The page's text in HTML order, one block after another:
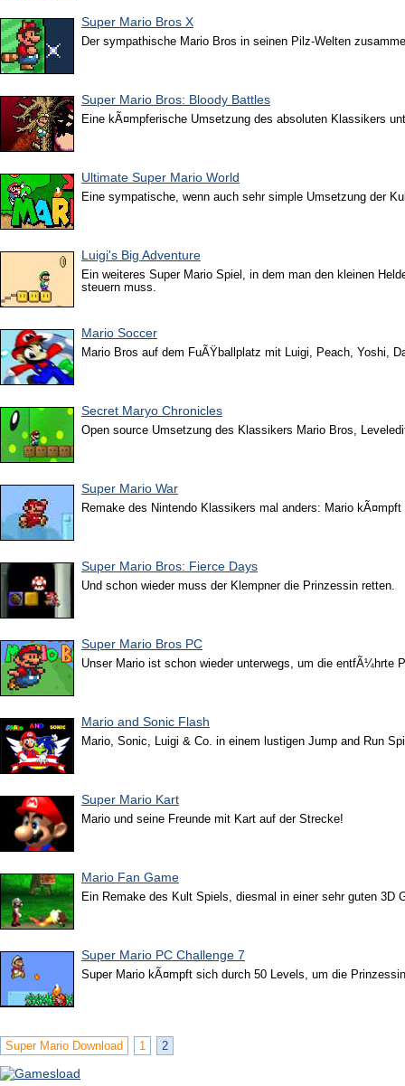
Super Mario Bros X
Der sympathische Mario Bros in seinen Pilz-Welten
Super Mario Bros: Bloody Battles
Eine kÃ¤mpferische Umsetzung des absoluten Klassikers
Ultimate Super Mario World
Eine sympatische, wenn auch sehr simple Umsetzung der
Luigi's Big Adventure
Ein weiteres Super Mario Spiel, in dem man den kleinen
steuern muss.
Mario Soccer
Mario Bros auf dem FuÃŸballplatz mit Luigi, Peach, Yoshi,
Secret Maryo Chronicles
Open source Umsetzung des Klassikers Mario Bros,
Super Mario War
Remake des Nintendo Klassikers mal anders: Mario
Super Mario Bros: Fierce Days
Und schon wieder muss der Klempner die Prinzessin retten.
Super Mario Bros PC
Unser Mario ist schon wieder unterwegs, um die entfÃ¼hrte
Mario and Sonic Flash
Mario, Sonic, Luigi & Co. in einem lustigen Jump and Run
Super Mario Kart
Mario und seine Freunde mit Kart auf der Strecke!
Mario Fan Game
Ein Remake des Kult Spiels, diesmal in einer sehr guten 3D
Super Mario PC Challenge 7
Super Mario kÃ¤mpft sich durch 50 Levels, um die
Super Mario Download 1 2